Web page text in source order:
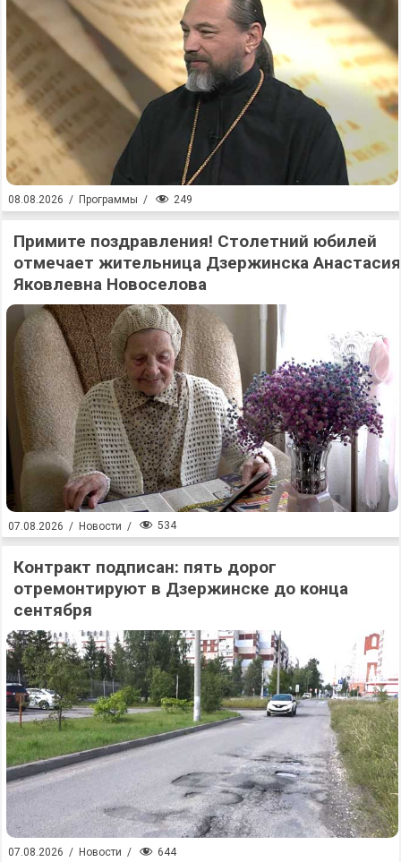
08.08.2026 / Программы / 249
Примите поздравления! Столетний юбилей
отмечает жительница Дзержинска Анастасия
Яковлевна Новоселова
07.08.2026 / Новости / 534
Контракт подписан: пять дорог
отремонтируют в Дзержинске до конца
сентября
07.08.2026 / Новости / 644